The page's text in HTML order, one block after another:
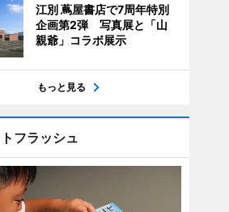
江別 蔦屋書店で7周年特別
企画第2弾 写真展と「山
親爺」コラボ展示
もっと見る
フラッシュ